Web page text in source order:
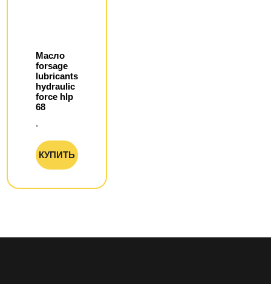
Масло
forsage
lubricants
hydraulic
force hlp
68
.
КУПИТЬ